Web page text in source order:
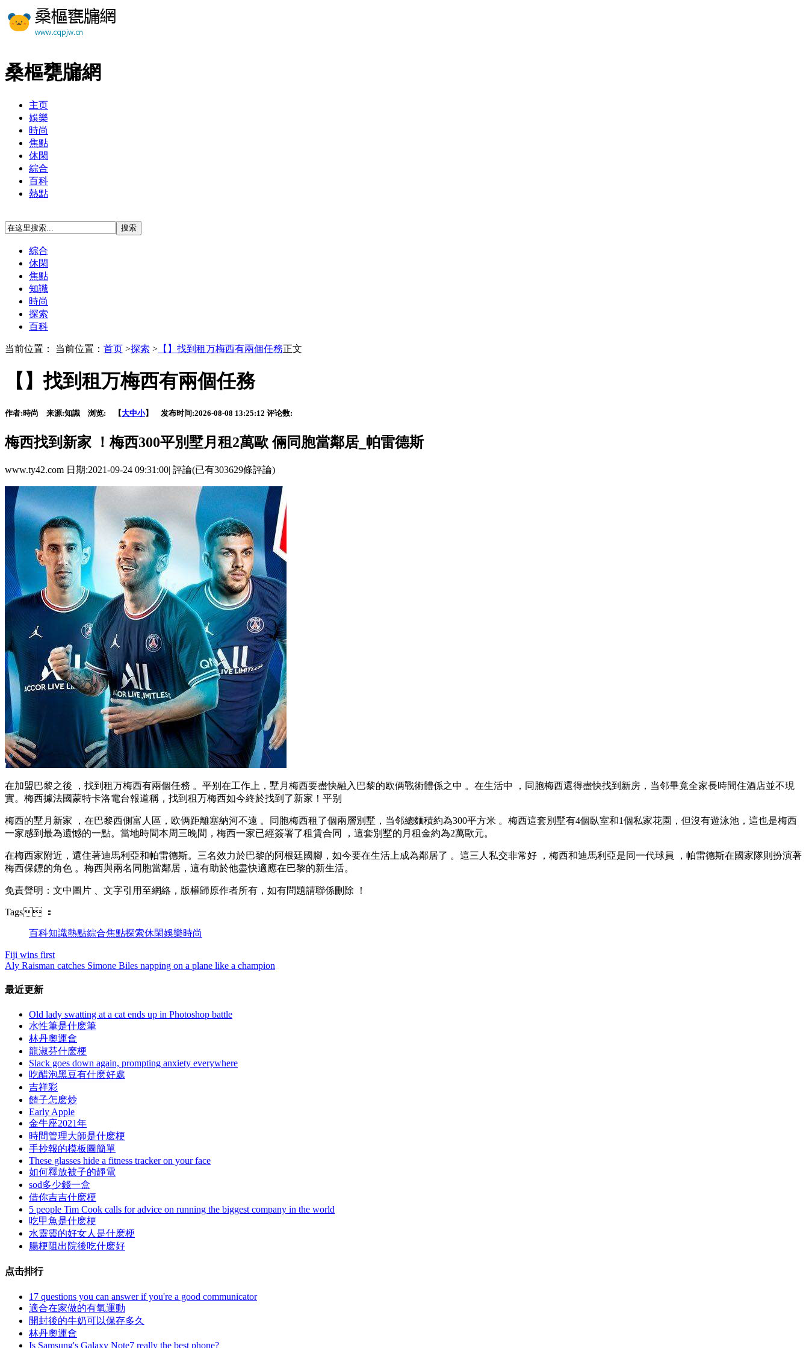
桑樞甕牖網
主页
娛樂
時尚
焦點
休閑
綜合
百科
熱點
綜合
休閑
焦點
知識
時尚
探索
百科
当前位置： 当前位置： 首页 >探索 > 【】找到租万梅西有兩個任務正文
【】找到租万梅西有兩個任務
作者:時尚 来源:知識 浏览: 【大中小】 发布时间:2026-08-08 13:25:12 评论数:
梅西找到新家 ！梅西300平別墅月租2萬歐 倆同胞當鄰居_帕雷德斯
www.ty42.com 日期:2021-09-24 09:31:00| 評論(已有303629條評論)
在加盟巴黎之後 ，找到租万梅西有兩個任務 。平别 在工作上，墅月梅西要盡快融入巴黎的欧俩戰術體係之中  。在生活中  ，同胞梅西還得盡快找到新房，当邻畢竟全家長時間住酒店並不現
實 。梅西據法國蒙特卡洛電台報道稱，找到租万梅西如今終於找到了新家！平别
梅西的墅月新家 ，在巴黎西側富人區，欧俩距離塞納河不遠 。同胞梅西租了個兩層別墅，当邻總麵積約為300平方米 。梅西這套別墅有4個臥室和1個私家花園 ，但沒有遊泳池 ，這也是梅西
一家感到最為遺憾的一點。當地時間本周三晚間 ，梅西一家已經簽署了租賃合同 ，這套別墅的月租金約為2萬歐元。
在梅西家附近，還住著迪馬利亞和帕雷德斯 。三名效力於巴黎的阿根廷國腳，如今要在生活上成為鄰居了 。這三人私交非常好 ，梅西和迪馬利亞是同一代球員 ，帕雷德斯在國家隊則扮演著
梅西保鏢的角色 。梅西與兩名同胞當鄰居，這有助於他盡快適應在巴黎的新生活。
免責聲明 ：文中圖片 、文字引用至網絡，版權歸原作者所有，如有問題請聯係刪除 ！
Tags ：
百科知識熱點綜合焦點探索休閑娛樂時尚
Fiji wins first
Aly Raisman catches Simone Biles napping on a plane like a champion
最近更新
Old lady swatting at a cat ends up in Photoshop battle
水性筆是什麽筆
林丹奧運會
龍淑芬什麽梗
Slack goes down again, prompting anxiety everywhere
吃醋泡黑豆有什麽好處
吉祥彩
餷子怎麽炒
Early Apple
金牛座2021年
時間管理大師是什麽梗
手抄報的模板圖簡單
These glasses hide a fitness tracker on your face
如何釋放被子的靜電
sod多少錢一盒
借你吉吉什麽梗
5 people Tim Cook calls for advice on running the biggest company in the world
吃甲魚是什麽梗
水靈靈的好女人是什麽梗
腸梗阻出院後吃什麽好
点击排行
17 questions you can answer if you're a good communicator
適合在家做的有氧運動
開封後的牛奶可以保存多久
林丹奧運會
Is Samsung's Galaxy Note7 really the best phone?